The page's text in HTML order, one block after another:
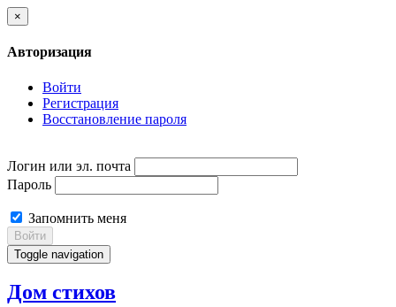
×
Авторизация
Войти
Регистрация
Восстановление пароля
Логин или эл. почта
Пароль
Запомнить меня
Войти
Toggle navigation
Дом стихов